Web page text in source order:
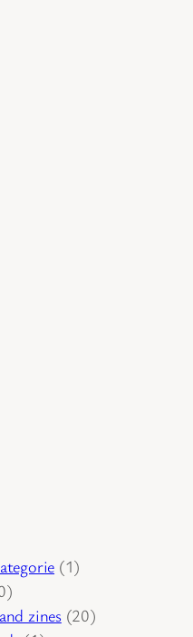
11
20
producten
zines 2020